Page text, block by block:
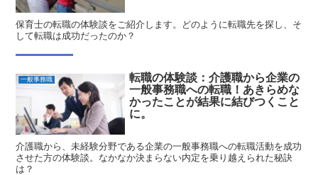
保育士の転職の体験談をご紹介します。どのように転職先を探し、そ
して転職は成功だったのか？
一般事務職
転職の体験談：介護職から企業の
一般事務職への転職！あきらめな
かったことが結果に結びつくこと
に。
介護職から、未経験分野である企業の一般事務職への転職活動を成功
させた方の体験談。なかなか決まらない内定を乗り越えられた秘訣
は？